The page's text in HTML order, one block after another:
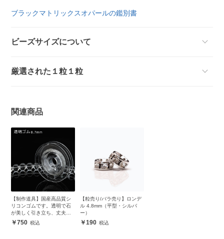
ブラックマトリックスオパールの鑑別書
ビーズサイズについて
厳選された１粒１粒
関連商品
【制作道具】国産高品質シ
リコンゴムです。透明で石
が美しく引き立ち、丈夫で
安心750
【粒売り/バラ売り】ロンデ
ル 4.8mm（平型・シルバ
ー）
190